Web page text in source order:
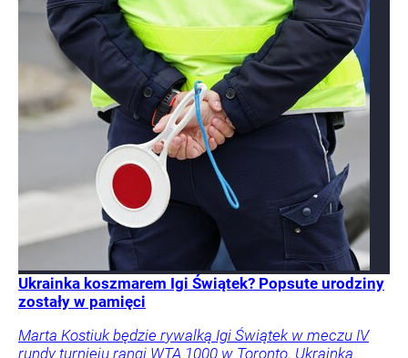
Ukrainka koszmarem Igi Świątek? Popsute urodziny
zostały w pamięci
Marta Kostiuk będzie rywalką Igi Świątek w meczu IV
rundy turnieju rangi WTA 1000 w Toronto. Ukrainka